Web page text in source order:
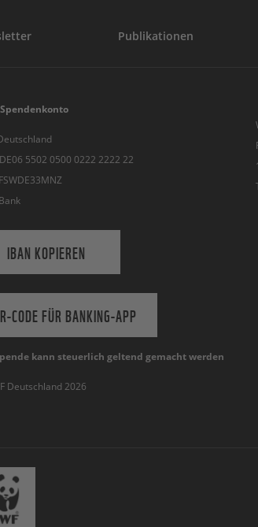
Publikationen
5502 0500 0222 2222 22
IBAN KOPIEREN
CODE FÜR BANKING-APP
kann steuerlich geltend gemacht werden
Deutschland 2026